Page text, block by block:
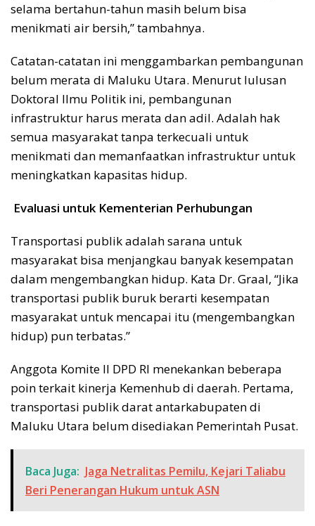
selama bertahun-tahun masih belum bisa
menikmati air bersih,” tambahnya.
Catatan-catatan ini menggambarkan pembangunan
belum merata di Maluku Utara. Menurut lulusan
Doktoral Ilmu Politik ini, pembangunan
infrastruktur harus merata dan adil. Adalah hak
semua masyarakat tanpa terkecuali untuk
menikmati dan memanfaatkan infrastruktur untuk
meningkatkan kapasitas hidup.
Evaluasi untuk Kementerian Perhubungan
Transportasi publik adalah sarana untuk
masyarakat bisa menjangkau banyak kesempatan
dalam mengembangkan hidup. Kata Dr. Graal, “Jika
transportasi publik buruk berarti kesempatan
masyarakat untuk mencapai itu (mengembangkan
hidup) pun terbatas.”
Anggota Komite II DPD RI menekankan beberapa
poin terkait kinerja Kemenhub di daerah. Pertama,
transportasi publik darat antarkabupaten di
Maluku Utara belum disediakan Pemerintah Pusat.
Baca Juga: Jaga Netralitas Pemilu, Kejari Taliabu
Beri Penerangan Hukum untuk ASN